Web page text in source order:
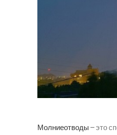
Молниеотводы – это